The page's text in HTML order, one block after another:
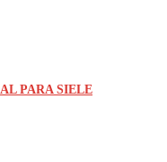
PARA SIELE